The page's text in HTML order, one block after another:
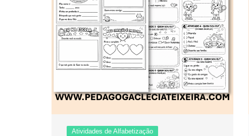
Atividades de Alfabetização